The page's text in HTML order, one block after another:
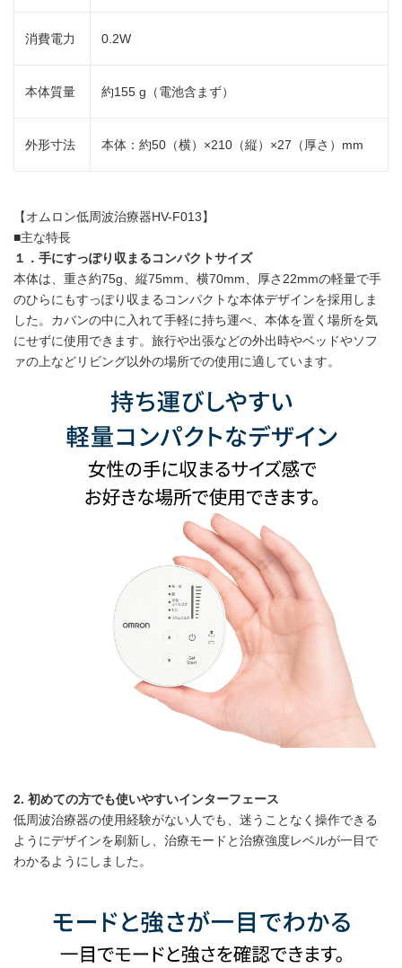
消費電力 0.2W
本体質量 約155 g（電池含まず）
外形寸法 本体：約50（横）×210（縦）×27（厚さ）mm
【オムロン低周波治療器HV-F013】
■主な特長
１．手にすっぽり収まるコンパクトサイズ
本体は、重さ約75g、縦75mm、横70mm、厚さ22mmの軽量で手
のひらにもすっぽり収まるコンパクトな本体デザインを採用しま
した。カバンの中に入れて手軽に持ち運べ、本体を置く場所を気
にせずに使用できます。旅行や出張などの外出時やベッドやソフ
ァの上などリビング以外の場所での使用に適しています。
2. 初めての方でも使いやすいインターフェース
低周波治療器の使用経験がない人でも、迷うことなく操作できる
ようにデザインを刷新し、治療モードと治療強度レベルが一目で
わかるようにしました。